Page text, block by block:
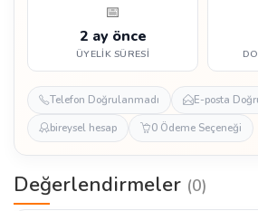
📅
2 ay önce
ÜYELIK SÜRESI
Telefon Doğrulanmadı
E-posta
bireysel hesap
0 Ödeme Seçeneği
Değerlendirmeler (0)